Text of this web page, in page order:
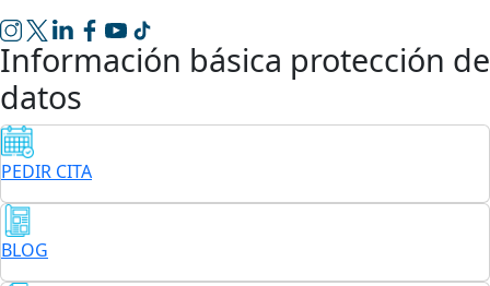
Información básica protección de
datos
PEDIR CITA
BLOG